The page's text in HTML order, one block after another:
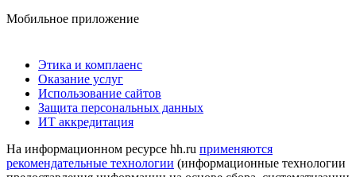
Мобильное приложение
Этика и комплаенс
Оказание услуг
Использование сайтов
Защита персональных данных
ИТ аккредитация
На информационном ресурсе hh.ru применяются
рекомендательные технологии (информационные технологии